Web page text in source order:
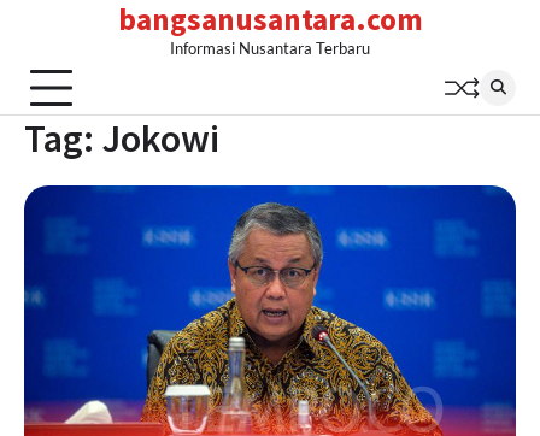
content
bangsanusantara.com
Informasi Nusantara Terbaru
Tag: Jokowi